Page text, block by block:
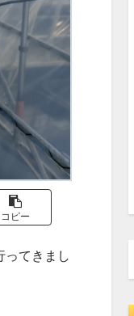
コピー
ってきまし